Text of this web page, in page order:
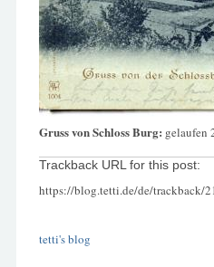
Gruss von Schloss Burg: gelaufen
Trackback URL for this post:
https://blog.tetti.de/de/trackback/
tetti's blog